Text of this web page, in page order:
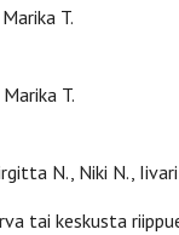
T.
T.
N., Niki N.,
tai keskusta